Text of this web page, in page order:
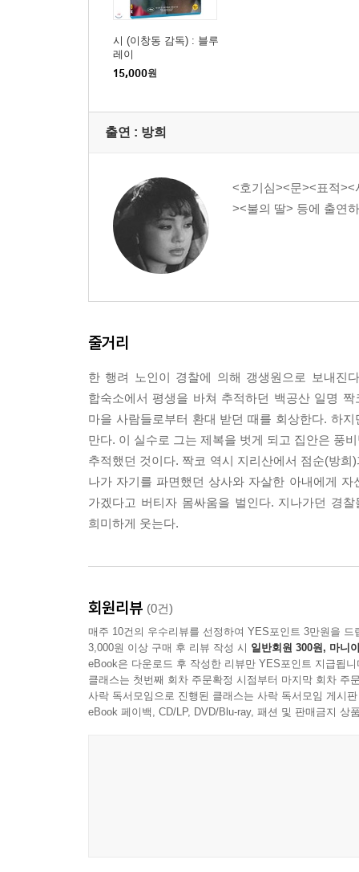
시 (이창동 감독) : 블루
레이
15,000원
출연 : 방희
<호기심><문><표적
><불의 딸> 등에 출연
줄거리
한 행려 노인이 경찰에 의해 갱생원으로 보내진
합숙소에서 평생을 바쳐 추적하던 백공산 일명
마을 사람들로부터 환대 받던 때를 회상한다. 하
만다. 이 실수로 그는 제복을 벗게 되고 집안은 풍
추적했던 것이다. 짝코 역시 지리산에서 점순(방
나가 자기를 파면했던 상사와 자살한 아내에게
가겠다고 버티자 몸싸움을 벌인다. 지나가던 경
희미하게 웃는다.
회원리뷰 (0건)
매주 10건의 우수리뷰를 선정하여 YES포인트 3만원을 드
3,000원 이상 구매 후 리뷰 작성 시 일반회원 300원, 마니
eBook은 다운로드 후 작성한 리뷰만 YES포인트 지급됩니
클래스는 첫번째 회차 주문확정 시점부터 마지막 회차 주
사락 독서모임으로 진행된 클래스는 사락 독서모임 게시
eBook 페이백, CD/LP, DVD/Blu-ray, 패션 및 판매금지 상